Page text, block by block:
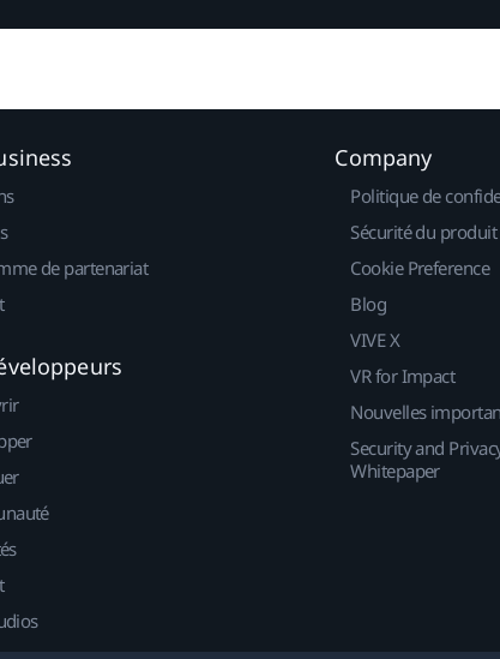
de partenariat
Company
Politique de
Sécurité du produit
Cookie Preference
Blog
VIVE X
VR for Impact
Nouvelles
Security and
Whitepaper